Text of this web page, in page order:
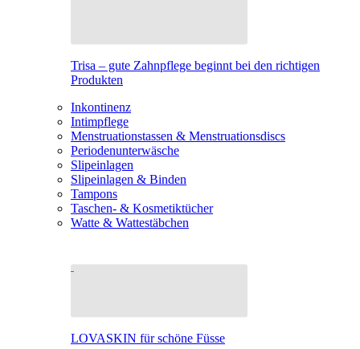
Trisa – gute Zahnpflege beginnt bei den richtigen
Produkten
Inkontinenz
Intimpflege
Menstruationstassen & Menstruationsdiscs
Periodenunterwäsche
Slipeinlagen
Slipeinlagen & Binden
Tampons
Taschen- & Kosmetiktücher
Watte & Wattestäbchen
LOVASKIN für schöne Füsse